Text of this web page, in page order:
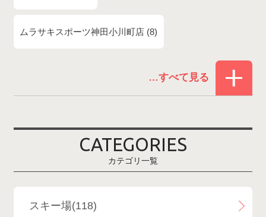
ムラサキスポーツ神田小川町店 8
白馬コルチナスキー場
鹿島槍スキー場ファミリーパーク 2
CATEGORIES
カテゴリ一覧
スキー場(118)